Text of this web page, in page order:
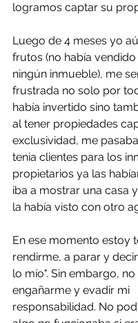
logramos captar su
Luego de 4 meses yo
frutos (no había
ningún inmueble), me
frustrada no solo por
había invertido sino
al tener propiedades
exclusividad, me
tenia clientes para los
propietarios ya las
iba a mostrar una casa
la había visto con otro
En ese momento estoy
rendirme, a parar y
lo mío". Sin embargo,
engañarme y evadir mi
responsabilidad. No